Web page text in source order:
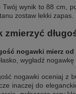
Twój wynik to 88 cm,
zostaw lekki
zmierzyć
nogawki mierz
wygładź
nogawki oceniaj z
inaczej do